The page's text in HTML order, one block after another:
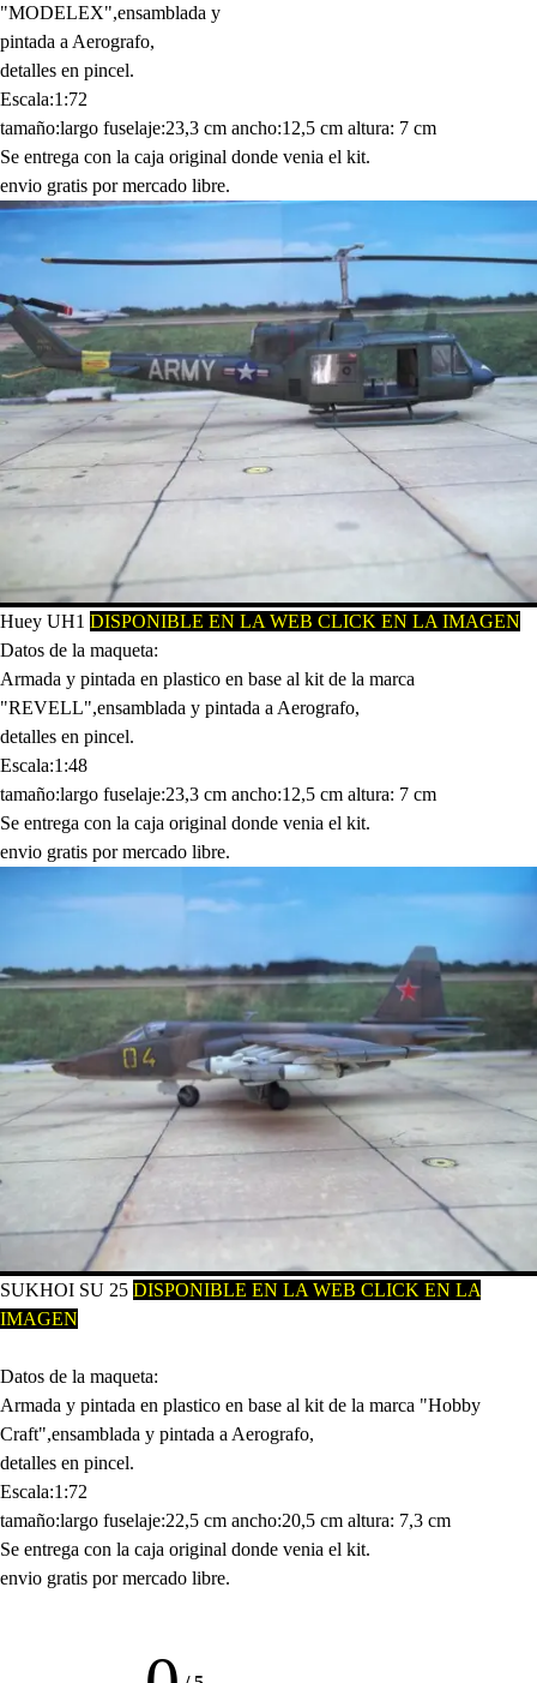
"MODELEX",ensamblada y
pintada a Aerografo,
detalles en pincel.
Escala:1:72
tamaño:largo fuselaje:23,3 cm ancho:12,5 cm altura: 7 cm
Se entrega con la caja original donde venia el kit.
envio gratis por mercado libre.
Huey UH1 DISPONIBLE EN LA WEB CLICK EN LA IMAGEN
Datos de la maqueta:
Armada y pintada en plastico en base al kit de la marca
"REVELL",ensamblada y pintada a Aerografo,
detalles en pincel.
Escala:1:48
tamaño:largo fuselaje:23,3 cm ancho:12,5 cm altura: 7 cm
Se entrega con la caja original donde venia el kit.
envio gratis por mercado libre.
SUKHOI SU 25 DISPONIBLE EN LA WEB CLICK EN LA
IMAGEN
Datos de la maqueta:
Armada y pintada en plastico en base al kit de la marca "Hobby
Craft",ensamblada y pintada a Aerografo,
detalles en pincel.
Escala:1:72
tamaño:largo fuselaje:22,5 cm ancho:20,5 cm altura: 7,3 cm
Se entrega con la caja original donde venia el kit.
envio gratis por mercado libre.